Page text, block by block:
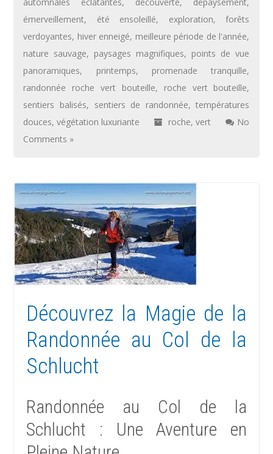
émerveillement, été ensoleillé, exploration,forêts
verdoyantes, hiver enneigé, meilleure période de l'année,
nature sauvage, paysages magnifiques, points de vue
panoramiques, printemps, promenade tranquille,
randonnée roche vert bouteille, roche vert bouteille,
sentiers balisés, sentiers de randonnée,températures
douces,végétation luxuriante roche,vert
No
Comments »
Découvrez la Magie de la
Randonnée au Col de la
Schlucht
Randonnée au Col de la
Schlucht : Une Aventure en